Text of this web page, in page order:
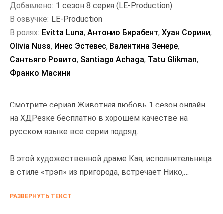
Смотрите сериал Животная любовь 1 сезон онлайн
на ХДРезке бесплатно в хорошем качестве на
русском языке все серии подряд.
В этой художественной драме Кая, исполнительница
в стиле «трэп» из пригорода, встречает Нико,
страдающего экзистенциальным кризисом.
РАЗВЕРНУТЬ ТЕКСТ
Добавлено: 1 сезон 8 серия (LE-Production)
В озвучке: LE-Production
В ролях: Evitta Luna, Антонио Бирабент, Хуан Сорини,
Olivia Nuss, Инес Эстевес, Валентина Зенере,
Сантьяго Ровито, Santiago Achaga, Tatu Glikman,
Франко Масини